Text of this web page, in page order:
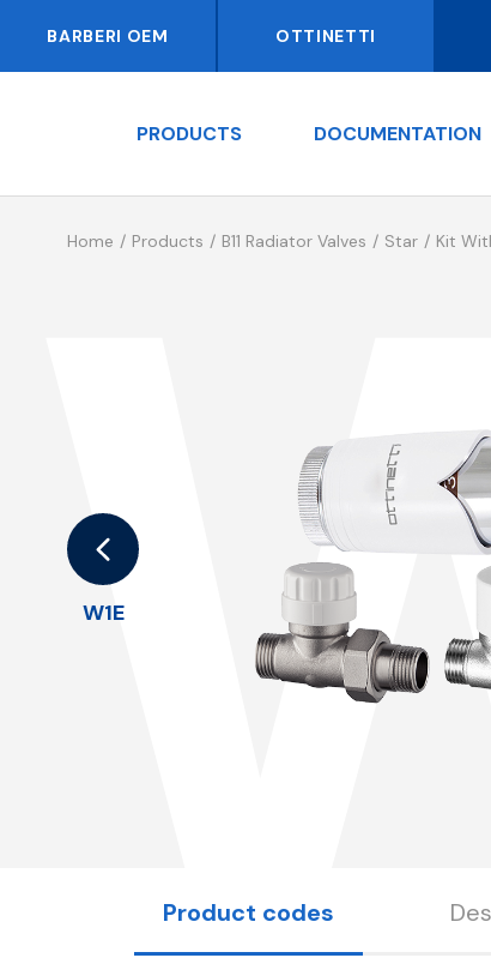
BARBERI OEM OTTINETTI
PRODUCTS DOCUMENTATION
Home Products B11 Radiator Valves Star Kit
W1E
Product codes